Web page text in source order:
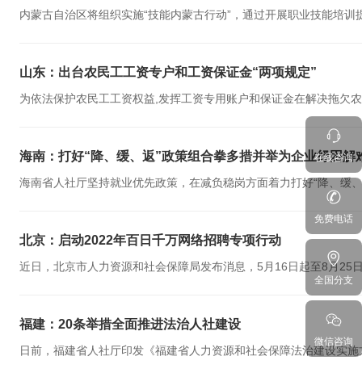
内蒙古自治区将组织实施“技能内蒙古行动”，通过开展职业技能培
山东：出台农民工工资专户和工资保证金“两项规定”
为依法保护农民工工资权益,发挥工资专用账户和保证金在解决拖欠
海南：打好“降、缓、返”政策组合拳多措并举为企业纾困解
海南省人社厅坚持就业优先政策，在减负稳岗方面着力打好“降、缓
北京：启动2022年百日千万网络招聘专项行动
近日，北京市人力资源和社会保障局发布消息，5月16日起至8月25
福建：20条举措全面推进法治人社建设
日前，福建省人社厅印发《福建省人力资源和社会保障法治建设实
在线咨询
免费电话
全国分支
微信咨询